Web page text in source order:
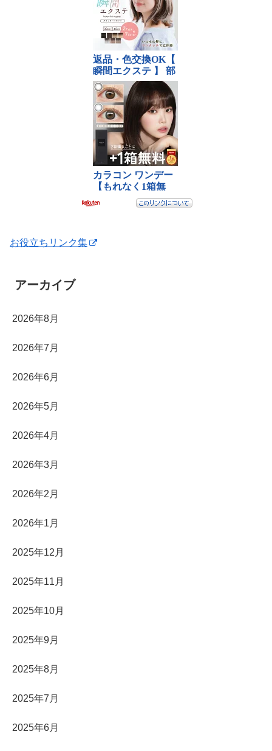
お役立ちリンク集
アーカイブ
2026年8月
2026年7月
2026年6月
2026年5月
2026年4月
2026年3月
2026年2月
2026年1月
2025年12月
2025年11月
2025年10月
2025年9月
2025年8月
2025年7月
2025年6月